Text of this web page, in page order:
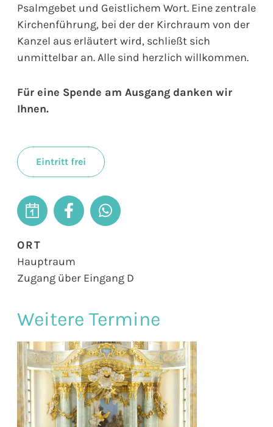
Psalmgebet und Geistlichem Wort. Eine zentrale
Kirchenführung, bei der der Kirchraum von der
Kanzel aus erläutert wird, schließt sich
unmittelbar an. Alle sind herzlich willkommen.
Für eine Spende am Ausgang danken wir
Ihnen.
Eintritt frei
ORT
Hauptraum
Zugang über Eingang D
Weitere Termine